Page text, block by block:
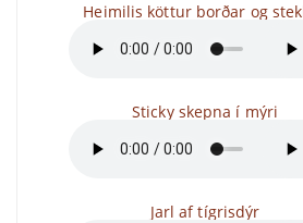
Heimilis köttur borðar og
Sticky skepna í mýri
Jarl af tígrisdýr